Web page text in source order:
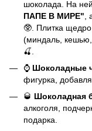
шоколада. На
ПАПЕ В МИРЕ"
🥸. Плитка
(миндаль, кешью,
🍒.
⌚ Шоколадные
фигурка,
🥃 Шоколадная
алкоголя,
подарка.